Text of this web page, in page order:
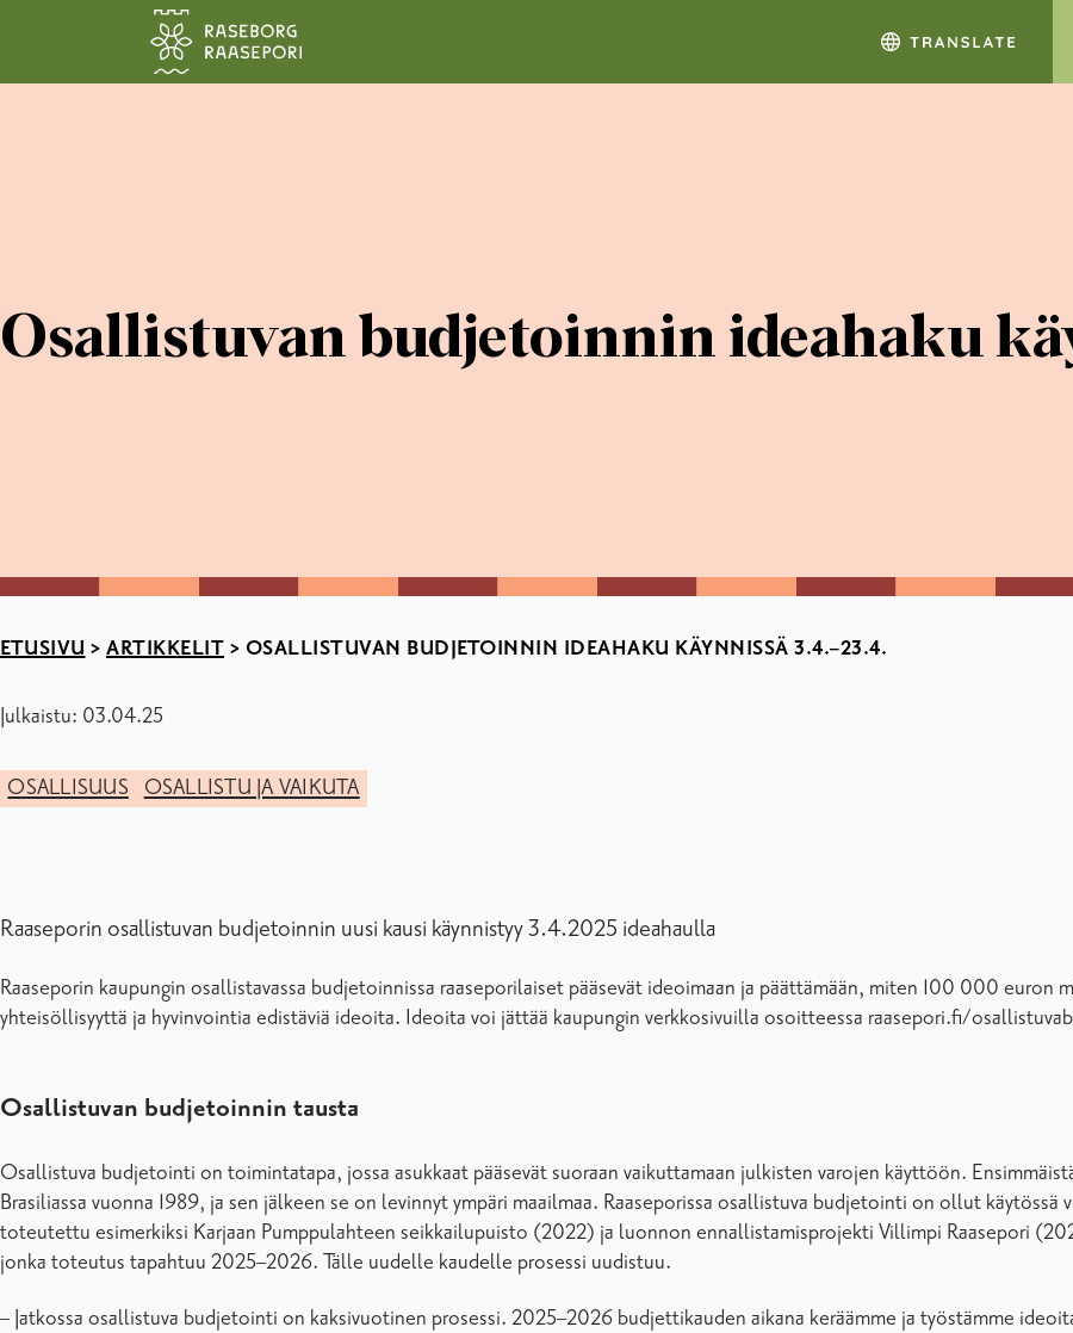
Osallistuvan budjetoinnin ideahaku
ETUSIVU > ARTIKKELIT > OSALLISTUVAN BUDJETOINNIN IDEAHAKU KÄYNNISSÄ 3.4.–23.4.
Julkaistu: 03.04.25
OSALLISUUS OSALLISTU JA VAIKUTA
Raaseporin osallistuvan budjetoinnin uusi kausi käynnistyy 3.4.2025 ideahaulla
Raaseporin kaupungin osallistavassa budjetoinnissa raaseporilaiset pääsevät ideoimaan ja päättämään, miten 100 000 euron
yhteisöllisyyttä ja hyvinvointia edistäviä ideoita. Ideoita voi jättää kaupungin verkkosivuilla osoitteessa raasepori.fi/
Osallistuvan budjetoinnin tausta
Osallistuva budjetointi on toimintatapa, jossa asukkaat pääsevät suoraan vaikuttamaan julkisten varojen käyttöön.
Brasiliassa vuonna 1989, ja sen jälkeen se on levinnyt ympäri maailmaa. Raaseporissa osallistuva budjetointi on ollut
toteutettu esimerkiksi Karjaan Pumppulahteen seikkailupuisto (2022) ja luonnon ennallistamisprojekti Villimpi Raasepori
jonka toteutus tapahtuu 2025–2026. Tälle uudelle kaudelle prosessi uudistuu.
– Jatkossa osallistuva budjetointi on kaksivuotinen prosessi. 2025–2026 budjettikauden aikana keräämme ja työstämme